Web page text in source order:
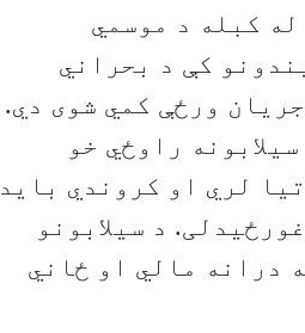
کبله د موسمي
کې د بحراني
ورځې کمي شوی دي.
راوځي خو
لري او کروندي باید
د سیلابونو
درانه مالي او ځاني